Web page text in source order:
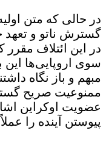
در حالی‌ که متن
گسترش ناتو و
در این ائتلاف مقرر
سوی اروپایی‌ها
مبهم و باز نگاه
ممنوعیت صریح
عضویت اوکراین
پیوستن آینده را